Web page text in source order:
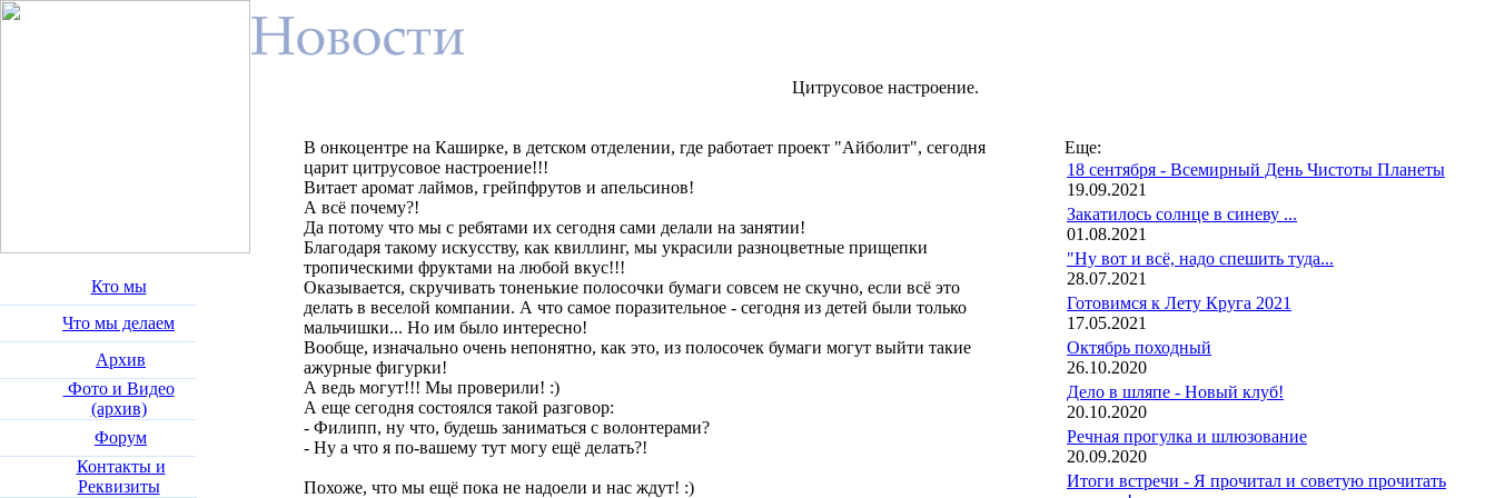
Кто мы
Что мы делаем
Архив
Фото и Видео
(архив)
Форум
Контакты и
Реквизиты
Цитрусовое настроение.
В онкоцентре на Каширке, в детском отделении, где работает проект "Айболит", сегодня
царит цитрусовое настроение!!!
Витает аромат лаймов, грейпфрутов и апельсинов!
А всё почему?!
Да потому что мы с ребятами их сегодня сами делали на занятии!
Благодаря такому искусству, как квиллинг, мы украсили разноцветные прищепки
тропическими фруктами на любой вкус!!!
Оказывается, скручивать тоненькие полосочки бумаги совсем не скучно, если всё это
делать в веселой компании. А что самое поразительное - сегодня из детей были только
мальчишки... Но им было интересно!
Вообще, изначально очень непонятно, как это, из полосочек бумаги могут выйти такие
ажурные фигурки!
А ведь могут!!! Мы проверили! :)
А еще сегодня состоялся такой разговор:
- Филипп, ну что, будешь заниматься с волонтерами?
- Ну а что я по-вашему тут могу ещё делать?!
Похоже, что мы ещё пока не надоели и нас ждут! :)
Еще:
18 сентября - Всемирный День Чистоты Планеты
19.09.2021
Закатилось солнце в синеву ...
01.08.2021
"Ну вот и всё, надо спешить туда...
28.07.2021
Готовимся к Лету Круга 2021
17.05.2021
Октябрь походный
26.10.2020
Дело в шляпе - Новый клуб!
20.10.2020
Речная прогулка и шлюзование
20.09.2020
Итоги встречи - Я прочитал и советую прочитать